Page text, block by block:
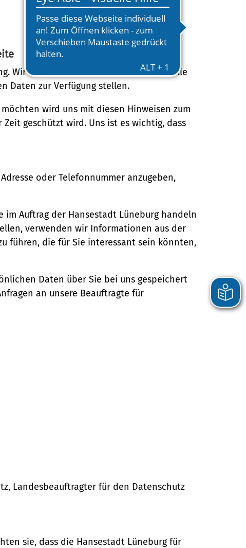
Wir möchten Sie deshalb an dieser Stelle
Daten zur Verfügung stellen.
wird uns mit diesen Hinweisen zum
geschützt wird. Uns ist es wichtig, dass
oder Telefonnummer anzugeben,
Auftrag der Hansestadt Lüneburg handeln
verwenden wir Informationen aus der
führen, die für Sie interessant sein könnten,
Daten über Sie bei uns gespeichert
an unsere Beauftragte für
Landesbeauftragter für den Datenschutz
sie, dass die Hansestadt Lüneburg für